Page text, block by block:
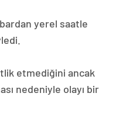
bardan yerel saatle
etmediğini ancak
nedeniyle olayı bir